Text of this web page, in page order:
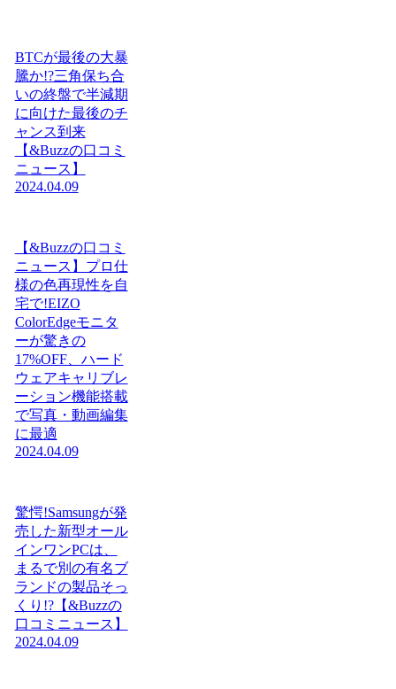
BTCが最後の大暴
騰か!?三角保ち合
いの終盤で半減期
に向けた最後のチ
ャンス到来
【&Buzzの口コミ
ニュース】
2024.04.09
【&Buzzの口コミ
ニュース】プロ仕
様の色再現性を自
宅で!EIZO
ColorEdgeモニタ
ーが驚きの
17%OFF、ハード
ウェアキャリブレ
ーション機能搭載
で写真・動画編集
に最適
2024.04.09
驚愕!Samsungが発
売した新型オール
インワンPCは、
まるで別の有名ブ
ランドの製品そっ
くり!?【&Buzzの
口コミニュース】
2024.04.09